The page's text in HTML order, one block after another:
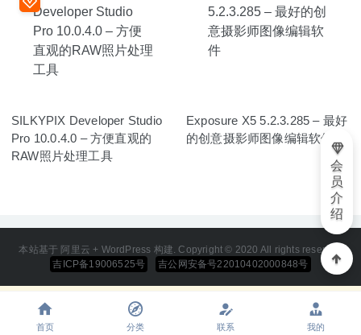
SILKYPIX Developer Studio
Pro 10.0.4.0 – 方便直观的
RAW照片处理工具
Exposure X5 5.2.3.285 – 最好
的创意摄影师图像编辑软件
本站基于 阿里云 + WordPress 构建. Copyright © 2020 All rights reserved
吉ICP备19006525号
吉公网安备号22010402000848号
会
员
介
绍
首页 分类 联系 我的